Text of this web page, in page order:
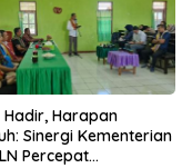
Hadir, Harapan
Sinergi Kementerian
Percepat